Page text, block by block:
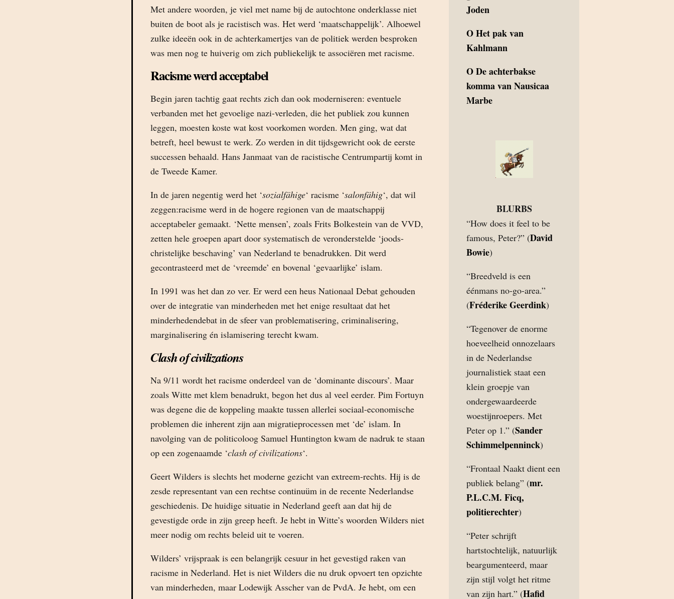
Met andere woorden, je viel met name bij de autochtone onderklasse niet
buiten de boot als je racistisch was. Het werd ‘maatschappelijk’. Alhoewel
zulke ideeën ook in de achterkamertjes van de politiek werden besproken
was men nog te huiverig om zich publiekelijk te associëren met racisme.
Racisme werd acceptabel
Begin jaren tachtig gaat rechts zich dan ook moderniseren: eventuele
verbanden met het gevoelige nazi-verleden, die het publiek zou kunnen
leggen, moesten koste wat kost voorkomen worden. Men ging, wat dat
betreft, heel bewust te werk. Zo werden in dit tijdsgewricht ook de eerste
successen behaald. Hans Janmaat van de racistische Centrumpartij komt in
de Tweede Kamer.
In de jaren negentig werd het ‘sozialfähige‘ racisme ‘salonfähig‘, dat wil
zeggen:racisme werd in de hogere regionen van de maatschappij
acceptabeler gemaakt. ‘Nette mensen’, zoals Frits Bolkestein van de VVD,
zetten hele groepen apart door systematisch de veronderstelde ‘joods-
christelijke beschaving’ van Nederland te benadrukken. Dit werd
gecontrasteerd met de ‘vreemde’ en bovenal ‘gevaarlijke’ islam.
In 1991 was het dan zo ver. Er werd een heus Nationaal Debat gehouden
over de integratie van minderheden met het enige resultaat dat het
minderhedendebat in de sfeer van problematisering, criminalisering,
marginalisering én islamisering terecht kwam.
Clash of civilizations
Na 9/11 wordt het racisme onderdeel van de ‘dominante discours’. Maar
zoals Witte met klem benadrukt, begon het dus al veel eerder. Pim Fortuyn
was degene die de koppeling maakte tussen allerlei sociaal-economische
problemen die inherent zijn aan migratieprocessen met ‘de’ islam. In
navolging van de politicoloog Samuel Huntington kwam de nadruk te staan
op een zogenaamde ‘clash of civilizations‘.
Geert Wilders is slechts het moderne gezicht van extreem-rechts. Hij is de
zesde representant van een rechtse continuüm in de recente Nederlandse
geschiedenis. De huidige situatie in Nederland geeft aan dat hij de
gevestigde orde in zijn greep heeft. Je hebt in Witte’s woorden Wilders niet
meer nodig om rechts beleid uit te voeren.
Wilders’ vrijspraak is een belangrijk cesuur in het gevestigd raken van
racisme in Nederland. Het is niet Wilders die nu druk opvoert ten opzichte
van minderheden, maar Lodewijk Asscher van de PvdA. Je hebt, om een
Joden
OHet pak van
Kahlmann
ODe achterbakse
komma van Nausicaa
Marbe
BLURBS
“How does it feel to be
famous, Peter?” (David
Bowie)
“Breedveld is een
éénmans no-go-area.”
(Fréderike Geerdink)
“Tegenover de enorme
hoeveelheid onnozelaars
in de Nederlandse
journalistiek staat een
klein groepje van
ondergewaardeerde
woestijnroepers. Met
Peter op 1.” (Sander
Schimmelpenninck)
“Frontaal Naakt dient een
publiek belang” (mr.
P.L.C.M. Ficq,
politierechter)
“Peter schrijft
hartstochtelijk, natuurlijk
beargumenteerd, maar
zijn stijl volgt het ritme
van zijn hart.” (Hafid